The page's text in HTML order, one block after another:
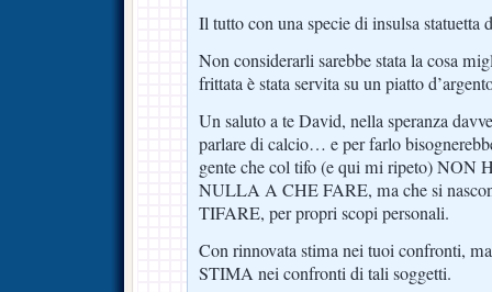
Il tutto con una specie di insulsa
Non considerarli sarebbe stata la cosa
frittata è stata servita su un piatto
Un saluto a te David, nella speranza
parlare di calcio… e per farlo
gente che col tifo (e qui mi ripeto)
NULLA A CHE FARE, ma che si
TIFARE, per propri scopi personali.
Con rinnovata stima nei tuoi confronti,
STIMA nei confronti di tali soggetti.